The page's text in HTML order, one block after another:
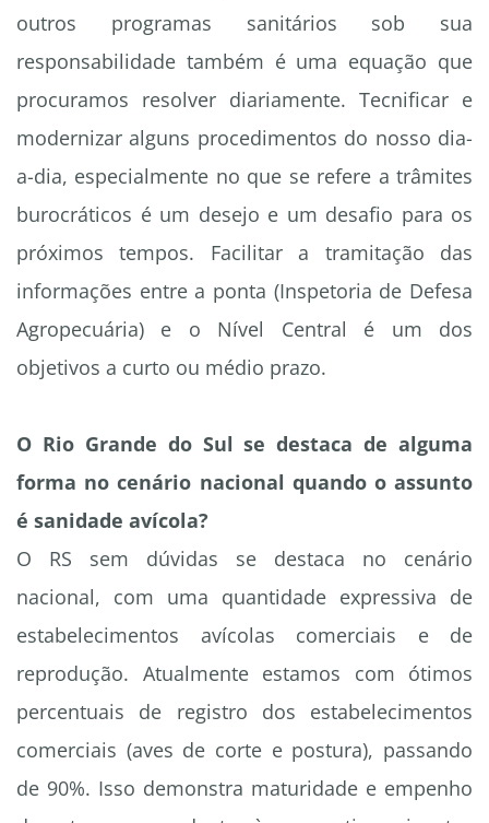
outros programas sanitários sob sua
responsabilidade também é uma equação que
procuramos resolver diariamente. Tecnificar e
modernizar alguns procedimentos do nosso dia-
a-dia, especialmente no que se refere a trâmites
burocráticos é um desejo e um desafio para os
próximos tempos. Facilitar a tramitação das
informações entre a ponta (Inspetoria de Defesa
Agropecuária) e o Nível Central é um dos
objetivos a curto ou médio prazo.
O Rio Grande do Sul se destaca de alguma
forma no cenário nacional quando o assunto
é sanidade avícola?
O RS sem dúvidas se destaca no cenário
nacional, com uma quantidade expressiva de
estabelecimentos avícolas comerciais e de
reprodução. Atualmente estamos com ótimos
percentuais de registro dos estabelecimentos
comerciais (aves de corte e postura), passando
de 90%. Isso demonstra maturidade e empenho